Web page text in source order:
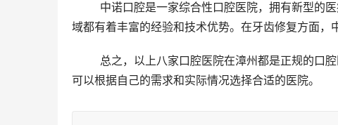
域都有着丰富的经验和技术优势。在牙齿修复方面，
可以根据自己的需求和实际情况选择合适的医院。